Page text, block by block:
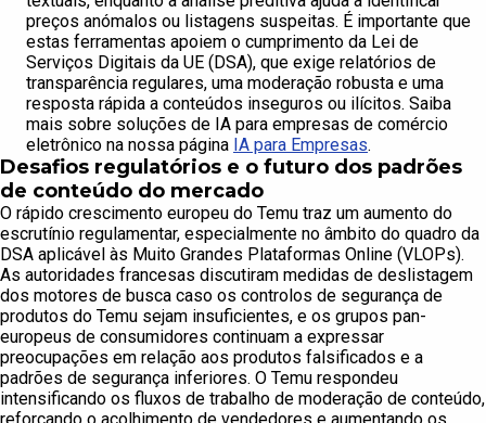
preços anómalos ou listagens suspeitas. É importante que
estas ferramentas apoiem o cumprimento da Lei de
Serviços Digitais da UE (DSA), que exige relatórios de
transparência regulares, uma moderação robusta e uma
resposta rápida a conteúdos inseguros ou ilícitos. Saiba
mais sobre soluções de IA para empresas de comércio
eletrônico na nossa página IA para Empresas.
Desafios regulatórios e o futuro dos padrões
de conteúdo do mercado
O rápido crescimento europeu do Temu traz um aumento do
escrutínio regulamentar, especialmente no âmbito do quadro da
DSA aplicável às Muito Grandes Plataformas Online (VLOPs).
As autoridades francesas discutiram medidas de deslistagem
dos motores de busca caso os controlos de segurança de
produtos do Temu sejam insuficientes, e os grupos pan-
europeus de consumidores continuam a expressar
preocupações em relação aos produtos falsificados e a
padrões de segurança inferiores. O Temu respondeu
intensificando os fluxos de trabalho de moderação de conteúdo,